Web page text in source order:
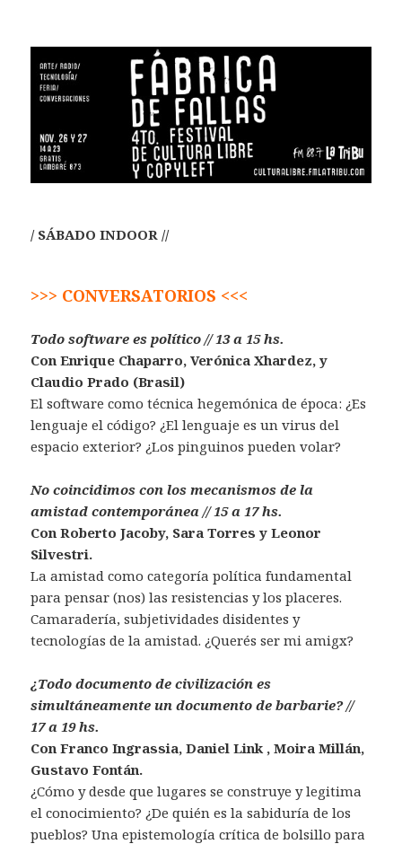
/ SÁBADO INDOOR //
>>> CONVERSATORIOS <<<
Todo software es político // 13 a 15 hs.
Con Enrique Chaparro, Verónica Xhardez, y
Claudio Prado (Brasil)
El software como técnica hegemónica de época: ¿Es
lenguaje el código? ¿El lenguaje es un virus del
espacio exterior? ¿Los pinguinos pueden volar?
No coincidimos con los mecanismos de la
amistad contemporánea // 15 a 17 hs.
Con Roberto Jacoby, Sara Torres y Leonor
Silvestri.
La amistad como categoría política fundamental
para pensar (nos) las resistencias y los placeres.
Camaradería, subjetividades disidentes y
tecnologías de la amistad. ¿Querés ser mi amigx?
¿Todo documento de civilización es
simultáneamente un documento de barbarie? //
17 a 19 hs.
Con Franco Ingrassia, Daniel Link , Moira Millán,
Gustavo Fontán.
¿Cómo y desde que lugares se construye y legitima
el conocimiento? ¿De quién es la sabiduría de los
pueblos? Una epistemología crítica de bolsillo para